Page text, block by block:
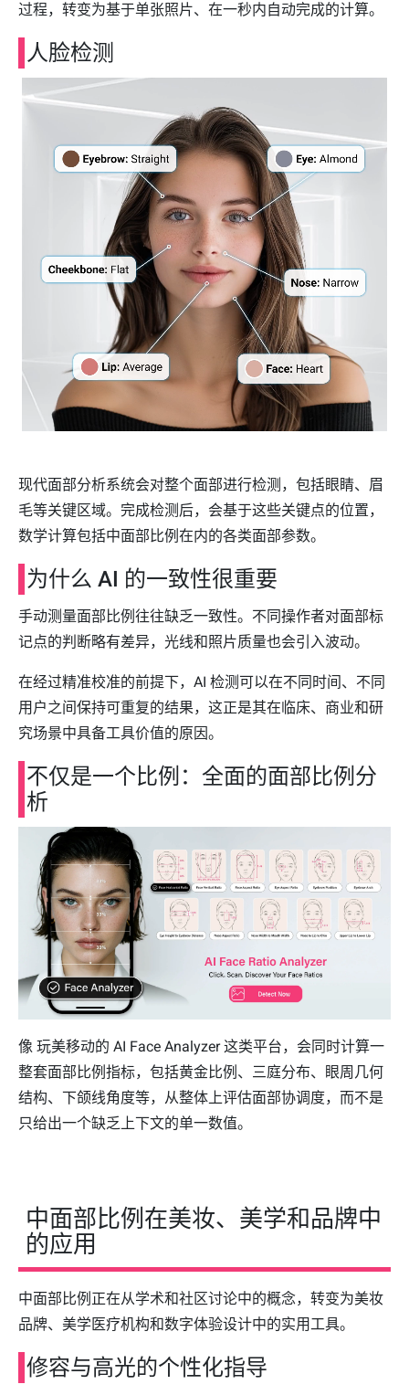
过程，转变为基于单张照片、在一秒内自动完成的计算。
人脸检测
现代面部分析系统会对整个面部进行检测，包括眼睛、眉
毛等关键区域。完成检测后，会基于这些关键点的位置，
数学计算包括中面部比例在内的各类面部参数。
为什么 AI 的一致性很重要
手动测量面部比例往往缺乏一致性。不同操作者对面部标
记点的判断略有差异，光线和照片质量也会引入波动。
在经过精准校准的前提下，AI 检测可以在不同时间、不同
用户之间保持可重复的结果，这正是其在临床、商业和研
究场景中具备工具价值的原因。
不仅是一个比例：全面的面部比例分
析
像 玩美移动的 AI Face Analyzer 这类平台，会同时计算一
整套面部比例指标，包括黄金比例、三庭分布、眼周几何
结构、下颌线角度等，从整体上评估面部协调度，而不是
只给出一个缺乏上下文的单一数值。
中面部比例在美妆、美学和品牌中
的应用
中面部比例正在从学术和社区讨论中的概念，转变为美妆
品牌、美学医疗机构和数字体验设计中的实用工具。
修容与高光的个性化指导